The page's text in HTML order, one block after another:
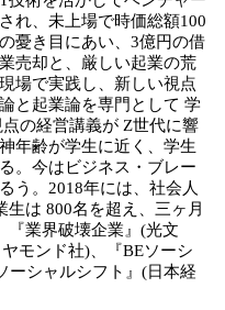
れ、未上場で時価総額100
憂き目にあい、3億円の借
売却と、厳しい起業の荒
場で実践し、新しい視点
と起業論を専門として 学
の経営講義が Z世代に響
年齢が学生に近く、学生
。今はビジネス・ブレー
う。2018年には、社会人
は 800名を超え、三ヶ月
『業界破壊企業』(光文
モンド社)、『BEソーシ
ーシャルシフト』(日本経